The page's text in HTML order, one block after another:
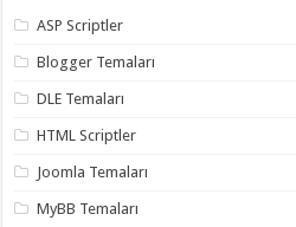
ASP Scriptler
Blogger Temaları
DLE Temaları
HTML Scriptler
Joomla Temaları
MyBB Temaları